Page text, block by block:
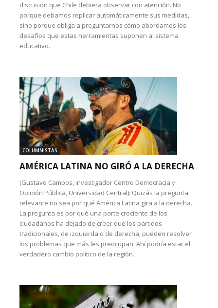
discusión que Chile debiera observar con atención. No
porque debamos replicar automáticamente sus medidas,
sino porque obliga a preguntarnos cómo abordamos los
desafíos que estas herramientas suponen al sistema
educativo.
COLUMNISTAS
AMÉRICA LATINA NO GIRÓ A LA DERECHA
(Gustavo Campos, investigador Centro Democracia y
Opinión Pública, Universidad Central): Quizás la pregunta
relevante no sea por qué América Latina gira a la derecha.
La pregunta es por qué una parte creciente de los
ciudadanos ha dejado de creer que los partidos
tradicionales, de izquierda o de derecha, pueden resolver
los problemas que más les preocupan. Ahí podría estar el
verdadero cambio político de la región.